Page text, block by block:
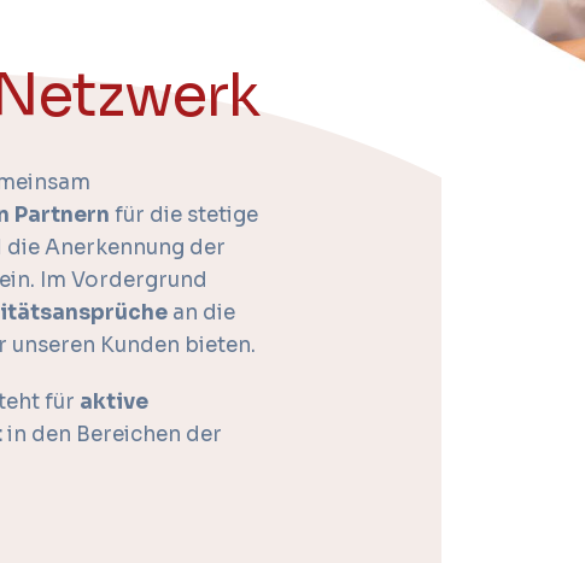
Partnern für die stetige
die Anerkennung der
Im Vordergrund
an die
unseren Kunden bieten.
für aktive
in den Bereichen der